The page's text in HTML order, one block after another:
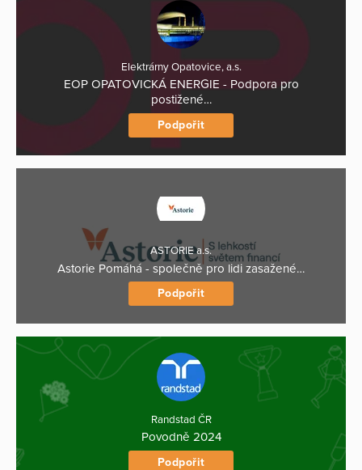
Elektrárny Opatovice, a.s.
EOP OPATOVICKÁ ENERGIE - Podpora pro
postižené…
Podpořit
ASTORIE a.s.
Astorie Pomáhá - společně pro lidi zasažené…
Podpořit
Randstad ČR
Povodně 2024
Podpořit